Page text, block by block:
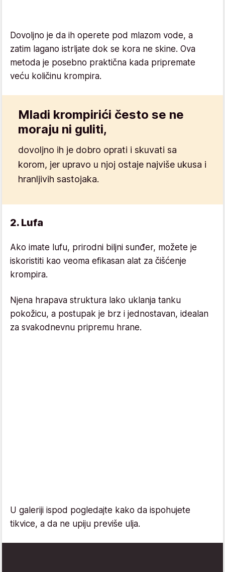
Dovoljno je da ih operete pod mlazom vode, a
zatim lagano istrljate dok se kora ne skine. Ova
metoda je posebno praktična kada pripremate
veću količinu krompira.
Mladi krompirići često se ne
moraju ni guliti,
dovoljno ih je dobro oprati i skuvati sa
korom, jer upravo u njoj ostaje najviše ukusa i
hranljivih sastojaka.
2. Lufa
Ako imate lufu, prirodni biljni sunđer, možete je
iskoristiti kao veoma efikasan alat za čišćenje
krompira.
Njena hrapava struktura lako uklanja tanku
pokožicu, a postupak je brz i jednostavan, idealan
za svakodnevnu pripremu hrane.
U galeriji ispod pogledajte kako da ispohujete
tikvice, a da ne upiju previše ulja.